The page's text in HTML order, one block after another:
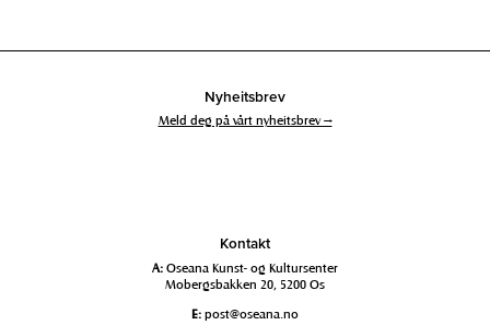
Nyheitsbrev
Meld deg på vårt nyheitsbrev →
Kontakt
A: Oseana Kunst- og Kultursenter
Mobergsbakken 20, 5200 Os
E: post@oseana.no